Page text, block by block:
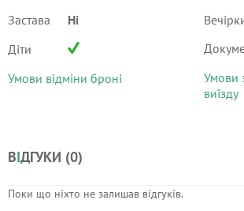
Застава
Ні
Діти
Умови відміни броні
Умови
виїзду
ВІДГУКИ (0)
Поки що ніхто не залишав відгуків.